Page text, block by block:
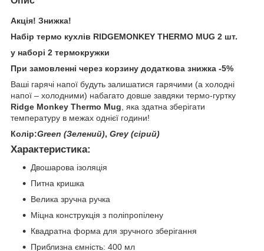
Акція! Знижка!
Набір термо кухлів RIDGEMONKEY THERMO MUG 2 шт.
у наборі 2 термокружки
При замовленні через корзину додаткова знижка -5%
Ваші гарячі напої будуть залишатися гарячими (а холодні
напої – холодними) набагато довше завдяки термо-гуртку
Ridge Monkey Thermo Mug , яка здатна зберігати
температуру в межах однієї години!
Колір:Green (Зелений), Grey (сірий)
Характеристика:
Двошарова ізоляція
Питна кришка
Велика зручна ручка
Міцна конструкція з поліпропілену
Квадратна форма для зручного зберігання
Приблизна ємність: 400 мл